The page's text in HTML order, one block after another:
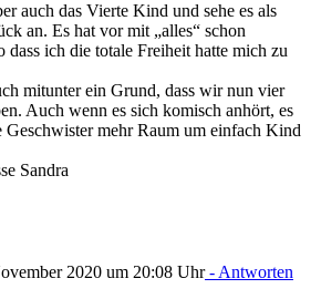
auch das Vierte Kind und sehe es als
an. Es hat vor mit „alles“ schon
dass ich die totale Freiheit hatte mich zu
mitunter ein Grund, dass wir nun vier
Auch wenn es sich komisch anhört, es
Geschwister mehr Raum um einfach Kind
Sandra
2020 um 20:08 Uhr- Antworten